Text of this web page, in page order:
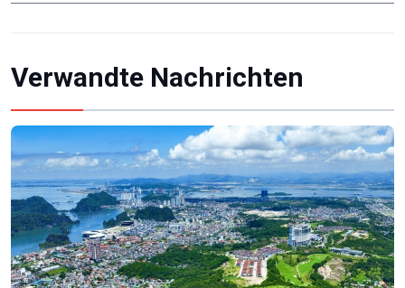
Verwandte Nachrichten